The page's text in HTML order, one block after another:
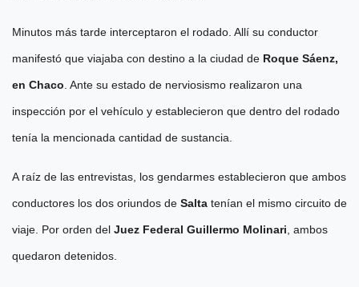
Minutos más tarde interceptaron el rodado. Allí su conductor
manifestó que viajaba con destino a la ciudad de Roque Sáenz,
en Chaco . Ante su estado de nerviosismo realizaron una
inspección por el vehículo y establecieron que dentro del rodado
tenía la mencionada cantidad de sustancia.
A raíz de las entrevistas, los gendarmes establecieron que ambos
conductores los dos oriundos de Salta tenían el mismo circuito de
viaje. Por orden del Juez Federal Guillermo Molinari , ambos
quedaron detenidos.